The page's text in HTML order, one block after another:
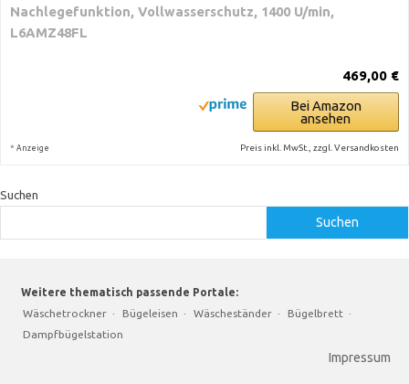
Nachlegefunktion, Vollwasserschutz, 1400 U/min,
L6AMZ48FL
469,00 €
Bei Amazon
ansehen
* Anzeige Preis inkl. MwSt., zzgl. Versandkosten
Suchen
Suchen
Weitere thematisch passende Portale:
Wäschetrockner · Bügeleisen · Wäscheständer · Bügelbrett ·
Dampfbügelstation
Impressum